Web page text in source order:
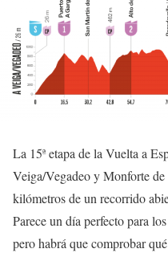
La 15ª etapa de la Vuelta a
Veiga/Vegadeo y Monforte
kilómetros de un recorrido
Parece un día perfecto para
pero habrá que comprobar